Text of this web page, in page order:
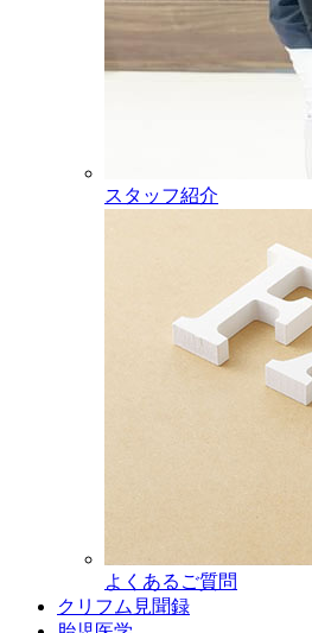
スタッフ紹介
よくあるご質問
クリフム見聞録